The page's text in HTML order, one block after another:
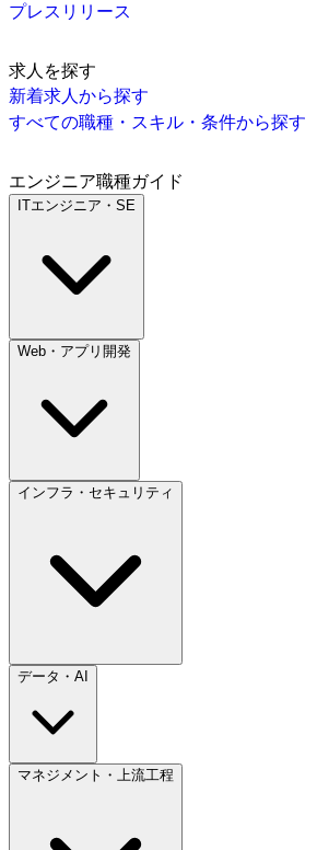
プレスリリース
求人を探す
新着求人から探す
すべての職種・スキル・条件から探す
エンジニア職種ガイド
ITエンジニア・SE
Web・アプリ開発
インフラ・セキュリティ
データ・AI
マネジメント・上流工程